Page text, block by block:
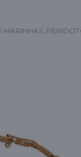
MARINHAS,